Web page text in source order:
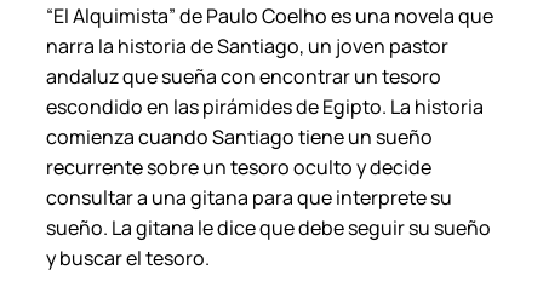
o
–
P
L
N
T
.
c
a
“El Alquimista” de Paulo Coelho es una novela que
narra la historia de Santiago, un joven pastor
andaluz que sueña con encontrar un tesoro
escondido en las pirámides de Egipto. La historia
comienza cuando Santiago tiene un sueño
recurrente sobre un tesoro oculto y decide
consultar a una gitana para que interprete su
sueño. La gitana le dice que debe seguir su sueño
y buscar el tesoro.